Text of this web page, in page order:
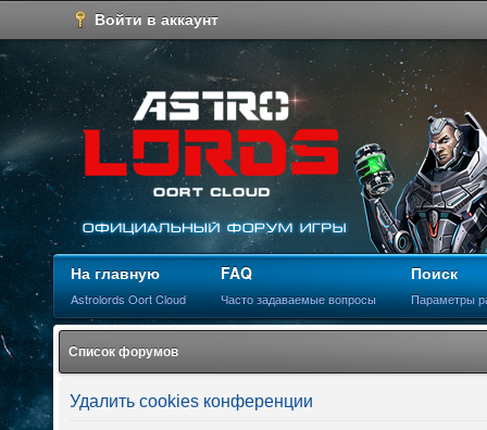
Войти в аккаунт
На главную
Astrolords Oort Cloud
FAQ
Часто задаваемые вопросы
Поиск
Параметры
Список форумов
Удалить cookies конференции